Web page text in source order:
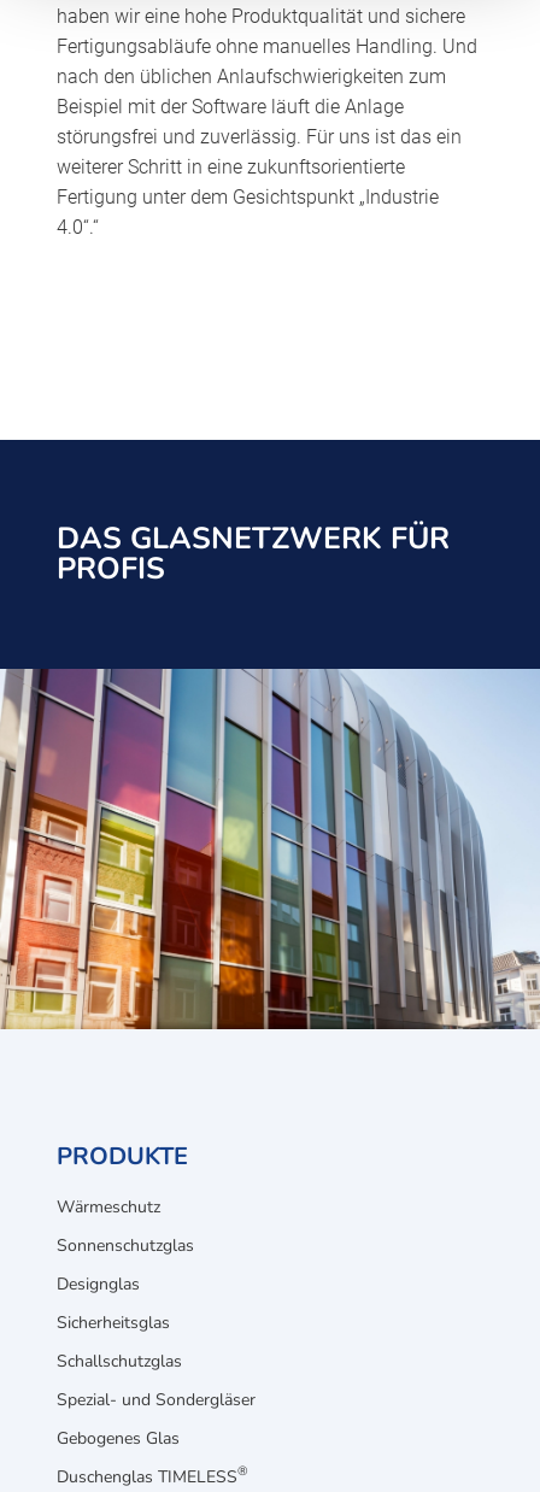
haben wir eine hohe Produktqualität und sichere
Fertigungsabläufe ohne manuelles Handling. Und
nach den üblichen Anlaufschwierigkeiten zum
Beispiel mit der Software läuft die Anlage
störungsfrei und zuverlässig. Für uns ist das ein
weiterer Schritt in eine zukunftsorientierte
Fertigung unter dem Gesichtspunkt „Industrie
4.0“.“
DAS GLASNETZWERK FÜR
PROFIS
PRODUKTE
Wärmeschutz
Sonnenschutzglas
Designglas
Sicherheitsglas
Schallschutzglas
Spezial- und Sondergläser
Gebogenes Glas
Duschenglas TIMELESS®